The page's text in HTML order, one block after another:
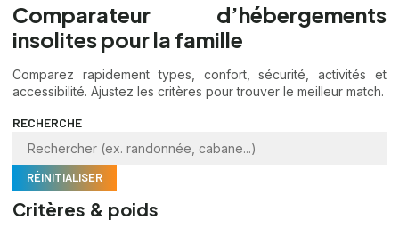
Comparateur d’hébergements
insolites pour la famille
Comparez rapidement types, confort, sécurité, activités et
accessibilité. Ajustez les critères pour trouver le meilleur match.
RECHERCHE
RÉINITIALISER
Critères & poids